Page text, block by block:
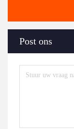
Post ons